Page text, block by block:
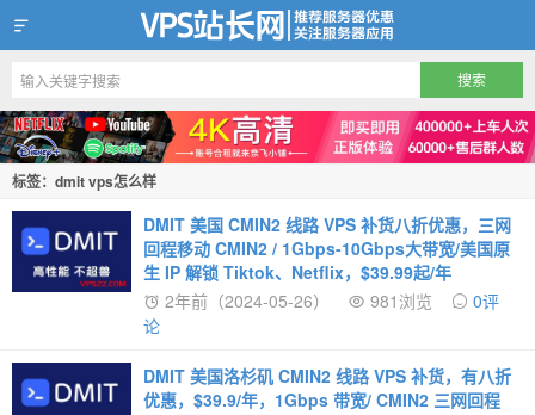
VPS站长网
标签：dmit vps怎么样
DMIT 美国 CMIN2 线路 VPS 补货八折优惠，三网
回程移动 CMIN2 / 1Gbps-10Gbps大带宽/美国原
生 IP 解锁 Tiktok、Netflix，$39.99起/年
2年前（2024-05-26）
981浏览
0评
论
DMIT 美国洛杉矶 CMIN2 线路 VPS 补货，有八折
优惠，$39.9/年，1Gbps 带宽/ CMIN2 三网回程